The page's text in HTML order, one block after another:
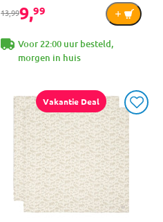
13,999,99
Voor 22:00 uur besteld,
morgen in huis
Vakantie Deal